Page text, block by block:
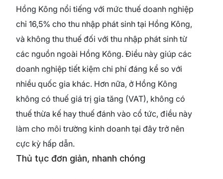
Hồng Kông nổi tiếng với mức thuế doanh nghiệp
chỉ 16,5% cho thu nhập phát sinh tại Hồng Kông,
và không thu thuế đối với thu nhập phát sinh từ
các nguồn ngoài Hồng Kông. Điều này giúp các
doanh nghiệp tiết kiệm chi phí đáng kể so với
nhiều quốc gia khác. Hơn nữa, ở Hồng Kông
không có thuế giá trị gia tăng (VAT), không có
thuế thừa kế hay thuế đánh vào cổ tức, điều này
làm cho môi trường kinh doanh tại đây trở nên
cực kỳ hấp dẫn.
Thủ tục đơn giản, nhanh chóng